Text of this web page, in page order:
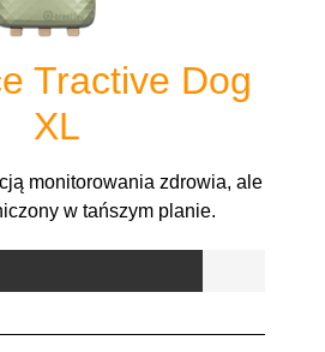
Tractive Dog
XL
monitorowania zdrowia, ale
w tańszym planie.